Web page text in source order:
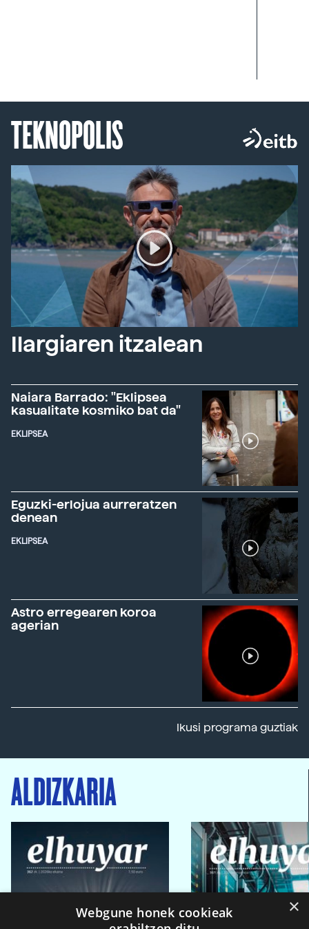
TEKNOPOLIS
Ilargiaren itzalean
Naiara Barrado: "Eklipsea
kasualitate kosmiko bat da"
EKLIPSEA
Eguzki-erlojua aurreratzen
denean
EKLIPSEA
Astro erregearen koroa
agerian
Ikusi programa guztiak
ALDIZKARIA
×
Webgune honek cookieak